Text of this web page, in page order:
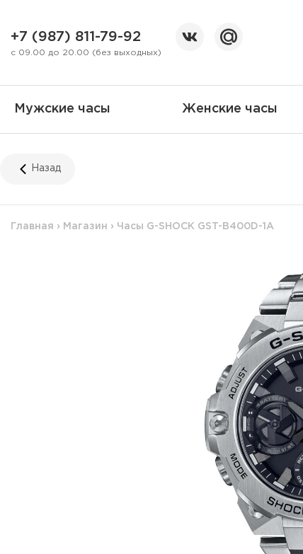
+7 (987) 811-79-92
с 09.00 до 20.00 (без выходных)
Мужские часы Женские часы
Назад
Главная › Магазин › Часы G-SHOCK GST-B400D-1A